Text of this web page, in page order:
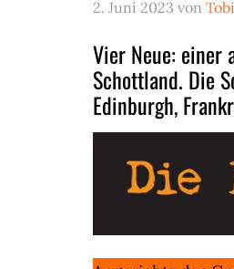
2. Juni 2023 von
Vier Neue: einer
Schottland. Die
Edinburgh,